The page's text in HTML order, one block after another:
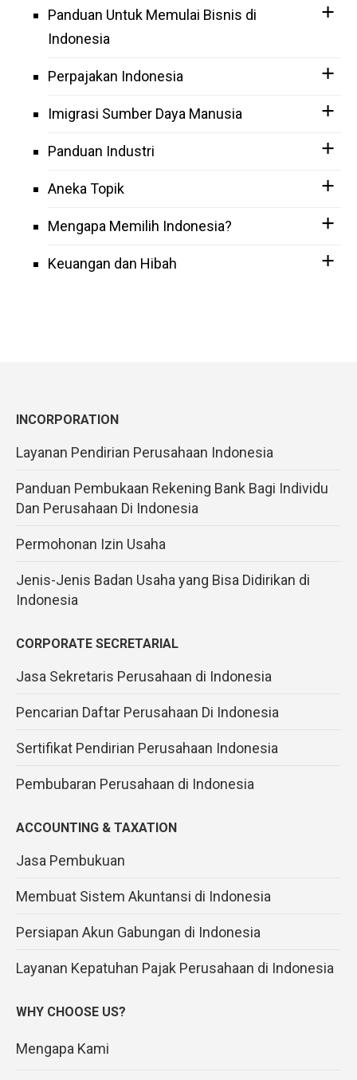
Panduan Untuk Memulai Bisnis di
Indonesia
Perpajakan Indonesia
Imigrasi Sumber Daya Manusia
Panduan Industri
Aneka Topik
Mengapa Memilih Indonesia?
Keuangan dan Hibah
INCORPORATION
Layanan Pendirian Perusahaan Indonesia
Panduan Pembukaan Rekening Bank Bagi Individu
Dan Perusahaan Di Indonesia
Permohonan Izin Usaha
Jenis-Jenis Badan Usaha yang Bisa Didirikan di
Indonesia
CORPORATE SECRETARIAL
Jasa Sekretaris Perusahaan di Indonesia
Pencarian Daftar Perusahaan Di Indonesia
Sertifikat Pendirian Perusahaan Indonesia
Pembubaran Perusahaan di Indonesia
ACCOUNTING & TAXATION
Jasa Pembukuan
Membuat Sistem Akuntansi di Indonesia
Persiapan Akun Gabungan di Indonesia
Layanan Kepatuhan Pajak Perusahaan di Indonesia
WHY CHOOSE US?
Mengapa Kami